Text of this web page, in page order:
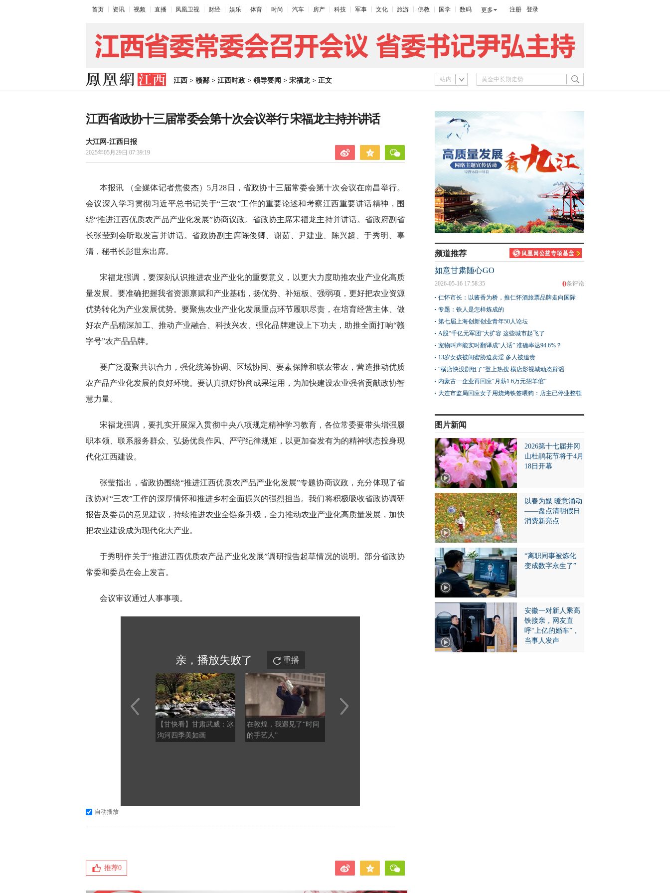
首页 资讯 视频 直播 凤凰卫视 财经 娱乐 体育 时尚 汽车 房产 科技 军事 文化 旅游 佛教 国学 数码 更多 注册 登录
江西 > 赣鄱 > 江西时政 > 领导要闻 > 宋福龙> 正文 站内
江西省政协十三届常委会第十次会议举行 宋福龙主持并讲话
大江网-江西日报
2025年05月29日 07:39:19
本报讯 （全媒体记者焦俊杰）5月28日，省政协十三届常委会第十次会议在南昌举行。
会议深入学习贯彻习近平总书记关于“三农”工作的重要论述和考察江西重要讲话精神，围
绕“推进江西优质农产品产业化发展”协商议政。省政协主席宋福龙主持并讲话。省政府副省
长张莹到会听取发言并讲话。省政协副主席陈俊卿、谢茹、尹建业、陈兴超、于秀明、辜
清，秘书长彭世东出席。
宋福龙强调，要深刻认识推进农业产业化的重要意义，以更大力度助推农业产业化高质
量发展。要准确把握我省资源禀赋和产业基础，扬优势、补短板、强弱项，更好把农业资源
优势转化为产业发展优势。要聚焦农业产业化发展重点环节履职尽责，在培育经营主体、做
好农产品精深加工、推动产业融合、科技兴农、强化品牌建设上下功夫，助推全面打响“赣
字号”农产品品牌。
要广泛凝聚共识合力，强化统筹协调、区域协同、要素保障和联农带农，营造推动优质
农产品产业化发展的良好环境。要认真抓好协商成果运用，为加快建设农业强省贡献政协智
慧力量。
宋福龙强调，要扎实开展深入贯彻中央八项规定精神学习教育，各位常委要带头增强履
职本领、联系服务群众、弘扬优良作风、严守纪律规矩，以更加奋发有为的精神状态投身现
代化江西建设。
张莹指出，省政协围绕“推进江西优质农产品产业化发展”专题协商议政，充分体现了省
政协对“三农”工作的深厚情怀和推进乡村全面振兴的强烈担当。我们将积极吸收省政协调研
报告及委员的意见建议，持续推进农业全链条升级，全力推动农业产业化高质量发展，加快
把农业建设成为现代化大产业。
于秀明作关于“推进江西优质农产品产业化发展”调研报告起草情况的说明。部分省政协
常委和委员在会上发言。
会议审议通过人事事项。
亲，播放失败了 重播
【甘快看】甘肃武威：冰
沟河四季美如画
在敦煌，我遇见了“时间
的手艺人”
自动播放
推荐0
频道推荐
如意甘肃随心GO
0条评论
2026-05-16 17:58:35
仁怀市长：以酱香为桥，推仁怀酒旅票品牌走向国际
专题：铁人是怎样炼成的
第七届上海创新创业青年50人论坛
A股“千亿元军团”大扩容 这些城市起飞了
宠物叫声能实时翻译成“人话” 准确率达94.6%？
13岁女孩被闺蜜胁迫卖淫 多人被追责
“横店快没剧组了”登上热搜 横店影视城动态辟谣
内蒙古一企业再回应“月薪1.6万元招羊倌”
大连市监局回应女子用烧烤铁签喂狗：店主已停业整顿
图片新闻
2026第十七届井冈
山杜鹃花节将于4月
18日开幕
以春为媒 暖意涌动
——盘点清明假日
消费新亮点
“离职同事被炼化
变成数字永生了”
安徽一对新人乘高
铁接亲，网友直
呼“上亿的婚车”，
当事人发声